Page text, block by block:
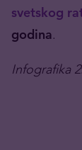
svetskog
godina.
Infografika 2